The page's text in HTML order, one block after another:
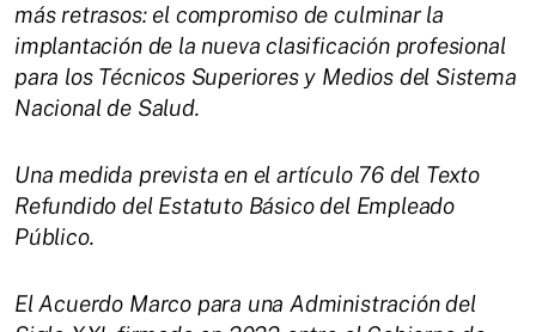
más retrasos: el compromiso de culminar la
implantación de la nueva clasificación profesional
para los Técnicos Superiores y Medios del Sistema
Nacional de Salud.
Una medida prevista en el artículo 76 del Texto
Refundido del Estatuto Básico del Empleado
Público.
El Acuerdo Marco para una Administración del